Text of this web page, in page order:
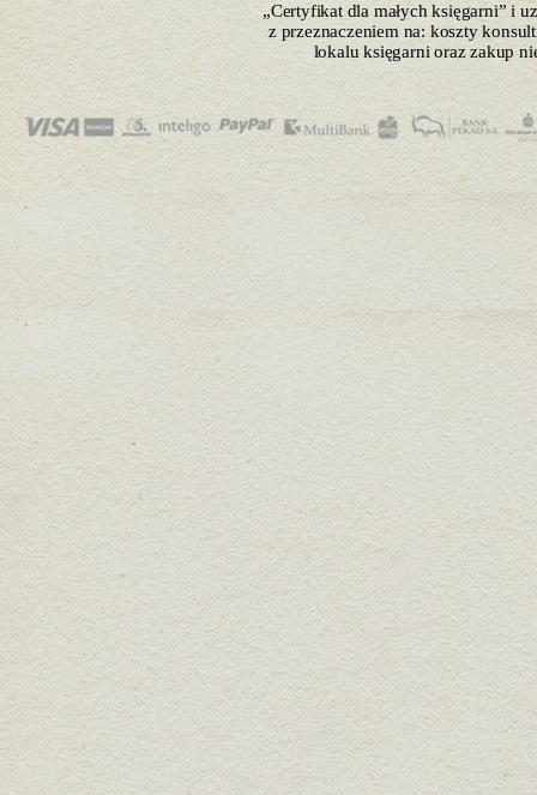
„Certyfikat dla małych księgarni” i
z przeznaczeniem na: koszty
lokalu księgarni oraz zakup